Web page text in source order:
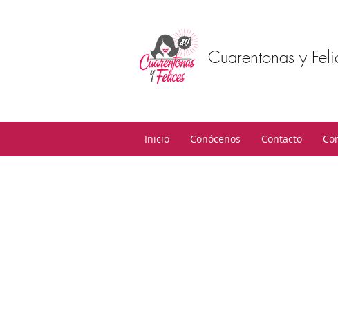
Cuarentonas y
Inicio Conócenos Contacto